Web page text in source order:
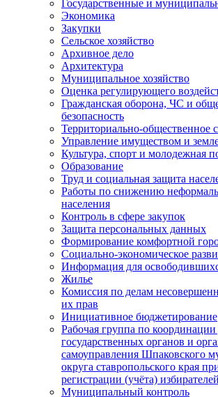
Государственные и
Экономика
Закупки
Сельское хозяйство
Архивное дело
Архитектура
Муниципальное хозяйство
Оценка регулирующего
Гражданская оборона, ЧС и
безопасность
Территориально-общественное
Управление имуществом и
Культура, спорт и молодежная
Образование
Труд и социальная защита
Работы по снижению
населения
Контроль в сфере закупок
Защита персональных данных
Формирование комфортной
Социально-экономическое
Информация для
Жилье
Комиссия по делам
их прав
Инициативное бюджетирование
Рабочая группа по координации
государственных органов и
самоуправления Шпаковского
округа ставропольского края
регистрации (учёта) избирателей
Муниципальный контроль